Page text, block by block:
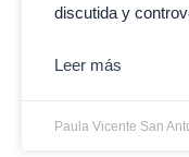
discutida y
Leer más
Paula Vicente San